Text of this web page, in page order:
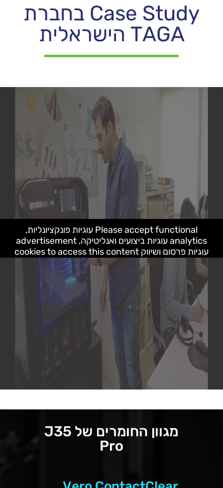
Case Study בחברת
TAGA הישראלית
Please accept functional עוגיות פונקציונליות,
analytics עוגיות ביצועים ואנליטיקה, advertisement
עוגיות פרסום ושיווק cookies to access this content
מגוון החומרים של J35
Pro